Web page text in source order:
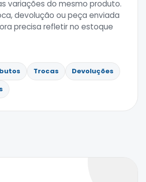
variações do mesmo produto.
devolução ou peça enviada
precisa refletir no estoque
Trocas
Devoluções